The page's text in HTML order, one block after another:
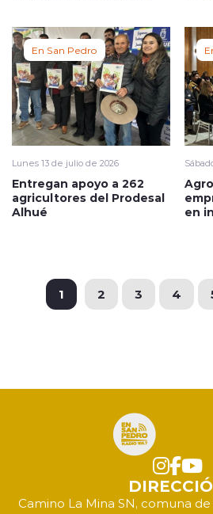
En San Pedro
Lunes 13 de julio de 2026
Entregan apoyo a 262
agricultores del Prodesal
Alhué
en
1 2 3 4
Camino La Mina SN, comuna